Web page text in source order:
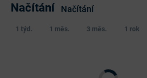
Načítání Načítání
1 týd. 1 měs. 3 měs. 1 rok